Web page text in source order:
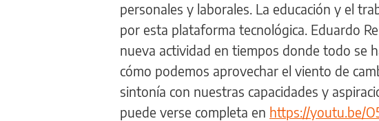
personales y laborales. La educación y el
por esta plataforma tecnológica. Eduardo
nueva actividad en tiempos donde todo se
cómo podemos aprovechar el viento de
sintonía con nuestras capacidades y
puede verse completa en https://youtu.be/